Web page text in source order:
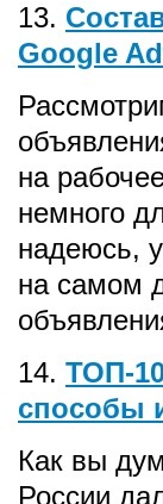
13.
Google
на
немного
надеюсь,
на самом
14. ТОП-
способы
Как вы
России